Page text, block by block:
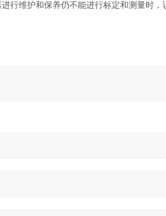
行维护和保养仍不能进行标定和测量时，